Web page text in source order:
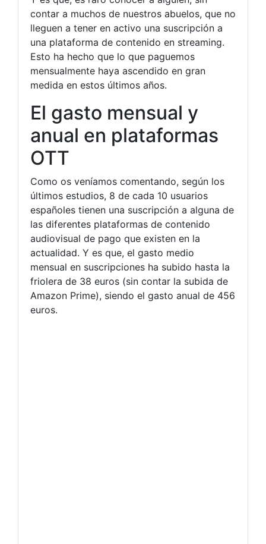
contar a muchos de nuestros abuelos, que no
lleguen a tener en activo una suscripción a
una plataforma de contenido en streaming.
Esto ha hecho que lo que paguemos
mensualmente haya ascendido en gran
medida en estos últimos años.
El gasto mensual y
anual en plataformas
OTT
Como os veníamos comentando, según los
últimos estudios, 8 de cada 10 usuarios
españoles tienen una suscripción a alguna de
las diferentes plataformas de contenido
audiovisual de pago que existen en la
actualidad. Y es que, el gasto medio
mensual en suscripciones ha subido hasta la
friolera de 38 euros (sin contar la subida de
Amazon Prime), siendo el gasto anual de 456
euros.